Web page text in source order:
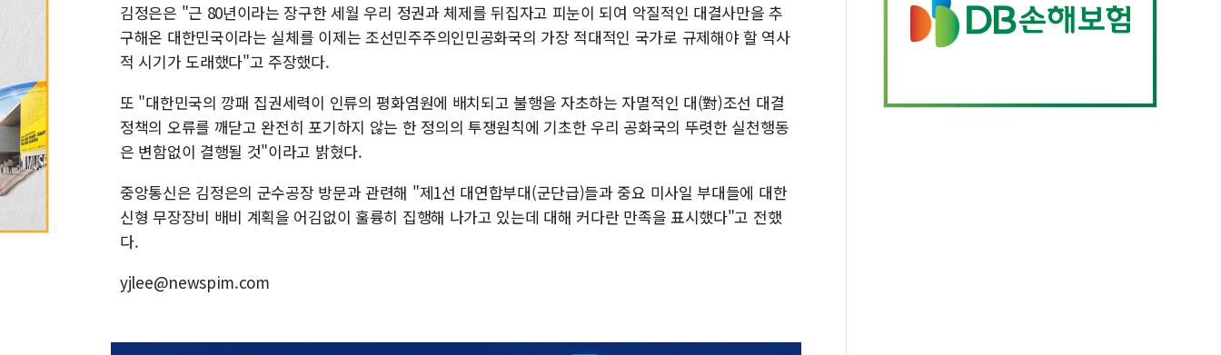
김정은은 "근 80년이라는 장구한 세월 우리 정권과 체제를 뒤집자고 피눈이 되여 악질적인 대결사만을 추
구해온 대한민국이라는 실체를 이제는 조선민주주의인민공화국의 가장 적대적인 국가로 규제해야 할 역사
적 시기가 도래했다"고 주장했다.
또 "대한민국의 깡패 집권세력이 인류의 평화염원에 배치되고 불행을 자초하는 자멸적인 대(對)조선 대결
정책의 오류를 깨닫고 완전히 포기하지 않는 한 정의의 투쟁원칙에 기초한 우리 공화국의 뚜렷한 실천행동
은 변함없이 결행될 것"이라고 밝혔다.
중앙통신은 김정은의 군수공장 방문과 관련해 "제1선 대연합부대(군단급)들과 중요 미사일 부대들에 대한
신형 무장장비 배비 계획을 어김없이 훌륭히 집행해 나가고 있는데 대해 커다란 만족을 표시했다"고 전했
다.
yjlee@newspim.com